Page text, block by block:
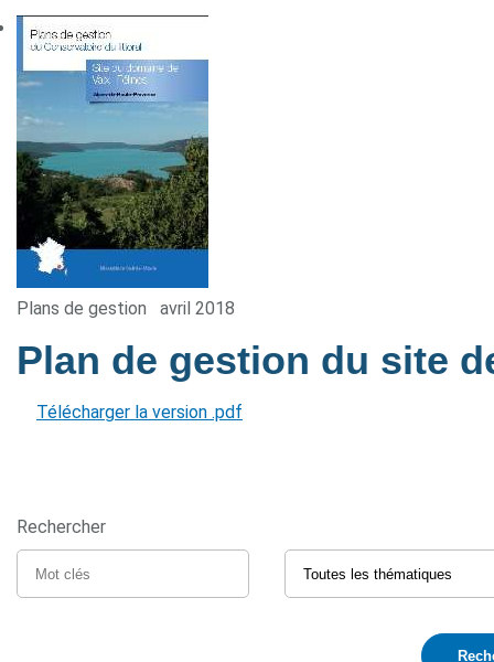
Plans de gestion avril 2018
Plan de gestion du site
Télécharger la version .pdf
Rechercher